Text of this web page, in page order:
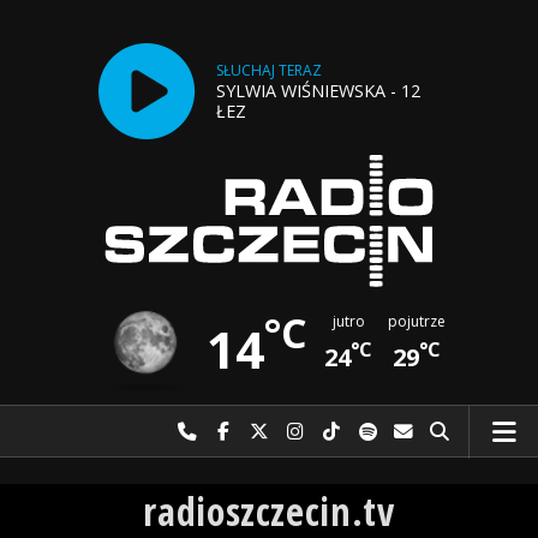
SŁUCHAJ TERAZ
SYLWIA WIŚNIEWSKA - 12
ŁEZ
14°C jutro
24°C
pojutrze
29°C
Najlepiej po prostu do nas zadzwoń
Odwiedź nas na Facebook-u
Odwiedź nas na X
Odwiedź nas na Instagram-ie
Odwiedź nas na TikTok-u
Szukaj nas na Spotify
Wyślij do nas
Szukaj
radioszczecin.tv